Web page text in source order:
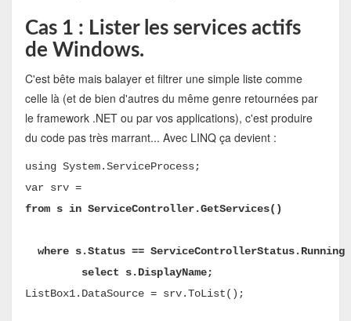
Cas 1 : Lister les services actifs
de Windows.
C'est bête mais balayer et filtrer une simple liste comme
celle là (et de bien d'autres du même genre retournées par
le framework .NET ou par vos applications), c'est produire
du code pas très marrant... Avec LINQ ça devient :
using System.ServiceProcess;
var srv =
from s in ServiceController.GetServices()
where s.Status == ServiceControllerStatus.Running
select s.DisplayName;
ListBox1.DataSource = srv.ToList();